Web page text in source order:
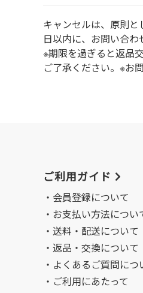
キャンセルは、原則
⽇以内に、お問い合
※期限を過ぎると返品
ご了承ください。※お
ご利用ガイド
会員登録について
お支払い方法につい
送料・配送について
返品・交換について
よくあるご質問につ
ご利用にあたって